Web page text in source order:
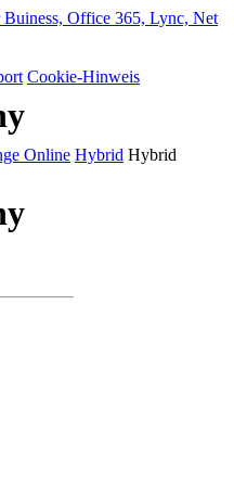
Cookie-Hinweis
Online Hybrid Hybrid